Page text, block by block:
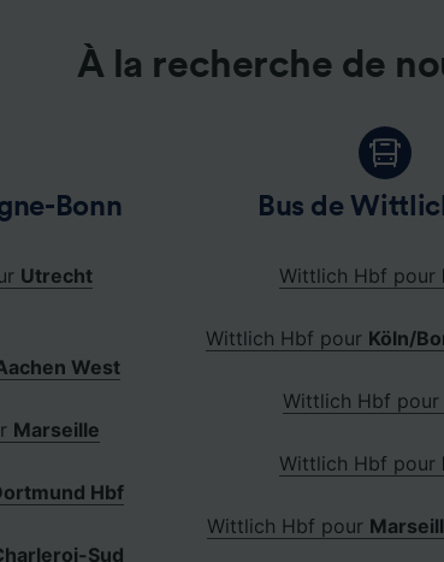
À la recherche de
Bonn
Utrecht
West
Marseille
Hbf
Sud
Bus de
Wittlich Hbf pour
Wittlich Hbf pour Köln/
Wittlich Hbf pour
Wittlich Hbf pour
Wittlich Hbf pour